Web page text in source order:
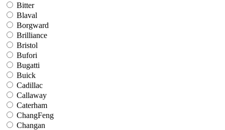
Bitter
Blaval
Borgward
Brilliance
Bristol
Bufori
Bugatti
Buick
Cadillac
Callaway
Caterham
ChangFeng
Changan